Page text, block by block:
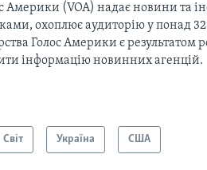
Америки (VOA) надає новини та
охоплює аудиторію у понад
Голос Америки є результатом
інформацію новинних агенцій.
Світ Україна США